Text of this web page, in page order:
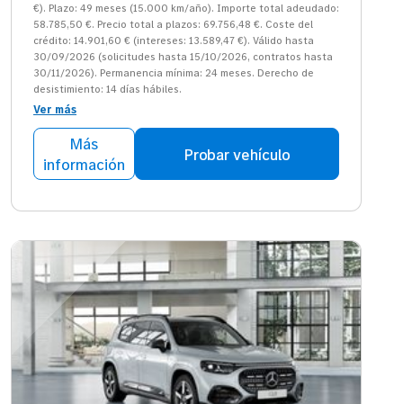
€). Plazo: 49 meses (15.000 km/año). Importe total adeudado:
58.785,50 €. Precio total a plazos: 69.756,48 €. Coste del
crédito: 14.901,60 € (intereses: 13.589,47 €). Válido hasta
30/09/2026 (solicitudes hasta 15/10/2026, contratos hasta
30/11/2026). Permanencia mínima: 24 meses. Derecho de
desistimiento: 14 días hábiles.
Ver más
Más
información
Probar vehículo